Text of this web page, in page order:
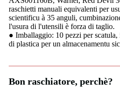
raschietti manuali equivalenti per
scientificu à 35 anguli,
l'usura di l'utensili è forza di taglio.
● Imballaggio: 10 pezzi per
di plastica per un almacenamentu
Bon raschiatore, perchè?